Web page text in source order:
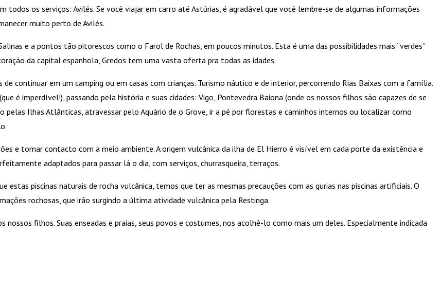
os serviços: Avilés. Se você viajar em carro até Astúrias, é agradável que você lembre-se de algumas informações
muito perto de Avilés.
e a pontos tão pitorescos como o Farol de Rochas, em poucos minutos. Esta é uma das possibilidades mais “verdes”
da capital espanhola, Gredos tem uma vasta oferta pra todas as idades.
continuar em um camping ou em casas com crianças. Turismo náutico e de interior, percorrendo Rias Baixas com a família.
é imperdível!), passando pela história e suas cidades: Vigo, Pontevedra Baiona (onde os nossos filhos são capazes de se
pelas Ilhas Atlânticas, atravessar pelo Aquário de o Grove, ir a pé por florestas e caminhos internos ou localizar como
e tomar contacto com a meio ambiente. A origem vulcânica da ilha de El Hierro é visível em cada porte da existência e
adaptados para passar lá o dia, com serviços, churrasqueira, terraços.
estas piscinas naturais de rocha vulcânica, temos que ter as mesmas precauções com as gurias nas piscinas artificiais. O
rochosas, que irão surgindo a última atividade vulcânica pela Restinga.
filhos. Suas enseadas e praias, seus povos e costumes, nos acolhê-lo como mais um deles. Especialmente indicada